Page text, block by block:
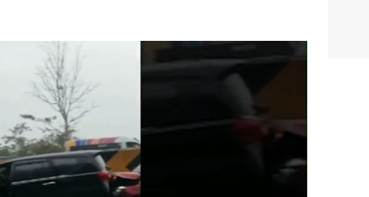
yang melibatkan sejumlah mobil terjadi di Tol
2024, sore hari. Insiden nahas ini
Indonesia (Selasa, 12/11/2024) berikut ini.